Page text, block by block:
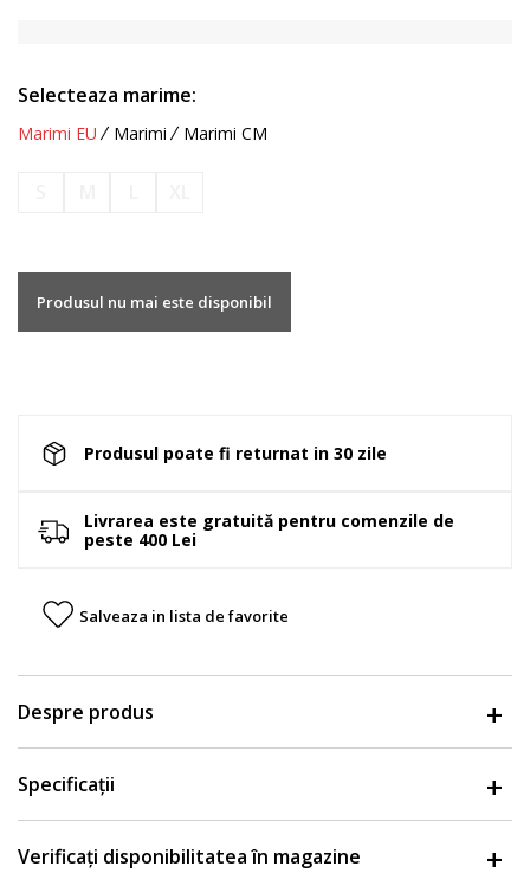
Selecteaza marime:
Marimi EU Marimi Marimi CM
Produsul nu mai este disponibil
Produsul poate fi returnat in 30 zile
Livrarea este gratuită pentru comenzile de
peste 400 Lei
Salveaza in lista de favorite
Despre produs
Specificații
Verificați disponibilitatea în magazine